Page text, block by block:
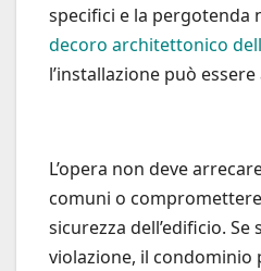
specifici e la pergotenda
decoro architettonico
l’installazione può
L’opera non deve
comuni o
sicurezza dell’edificio. Se
violazione, il condominio